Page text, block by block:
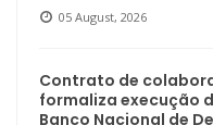
05 August, 2026
Contrato de
formaliza execução
Banco Nacional de